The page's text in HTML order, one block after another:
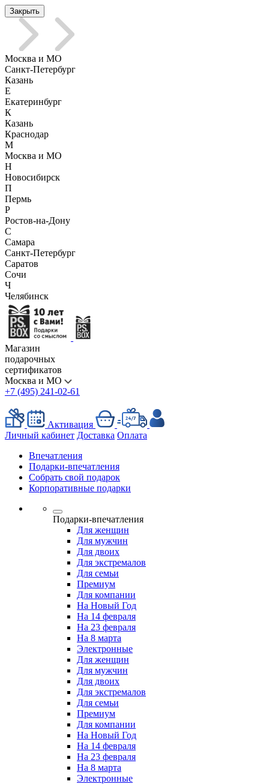
Закрыть
Москва и МО
Санкт-Петербург
Казань
Е
Екатеринбург
К
Казань
Краснодар
М
Москва и МО
Н
Новосибирск
П
Пермь
Р
Ростов-на-Дону
С
Самара
Санкт-Петербург
Саратов
Сочи
Ч
Челябинск
Магазин
подарочных
сертификатов
Москва и МО
+7 (495) 241-02-61
Активация
Личный кабинет Доставка Оплата
Впечатления
Подарки-впечатления
Собрать свой подарок
Корпоративные подарки
Подарки-впечатления
Для женщин
Для мужчин
Для двоих
Для экстремалов
Для семьи
Премиум
Для компании
На Новый Год
На 14 февраля
На 23 февраля
На 8 марта
Электронные
Для женщин
Для мужчин
Для двоих
Для экстремалов
Для семьи
Премиум
Для компании
На Новый Год
На 14 февраля
На 23 февраля
На 8 марта
Электронные